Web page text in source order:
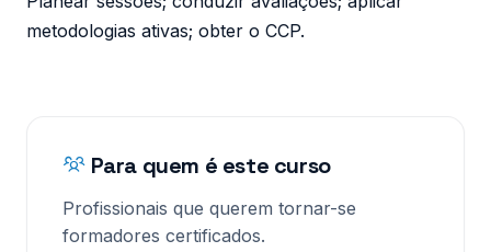
metodologias ativas; obter o CCP.
Para quem é este curso
Profissionais que querem tornar-se
formadores certificados.